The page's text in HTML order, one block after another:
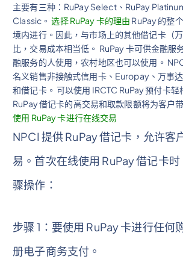
主要有三种：RuPay Select、RuPay
Classic。选择 RuPay 卡的理由 RuPay 的整
境内进行。因此，与市场上的其他借记卡（
比，交易成本相当低。 RuPay 卡可供金融服
融服务的人使用，农村地区也可以使用。
名义销售非接触式信用卡、Europay、万事
和借记卡。 可以使用 IRCTC RuPay 预付卡轻
RuPay 借记卡的高交易和取款限额将为客户
使用 RuPay 卡进行在线交易
NPCI 提供 RuPay 借记卡，允许客
易。首次在线使用 RuPay 借记卡
骤操作：
步骤 1：要使用 RuPay 卡进行任何
册电子商务支付。